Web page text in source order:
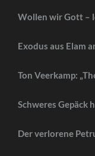
Wollen wir Gott –
Exodus aus Elam
Ton Veerkamp:
Schweres Gepäck
Der verlorene